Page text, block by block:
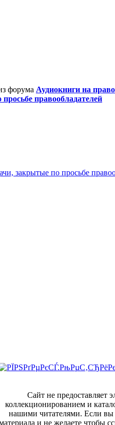
форума Аудиокниги на
правообладателей
закрытые по просьбе
Сайт не предоставляет
коллекционированием и
нашими читателями. Если вы
и не желаете чтобы